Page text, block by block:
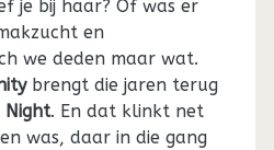
je bij haar? Of was er
en
we deden maar wat.
brengt die jaren terug
Night. En dat klinkt net
was, daar in die gang